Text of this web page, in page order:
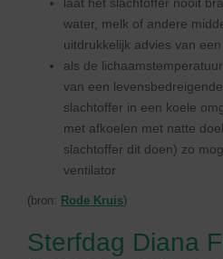
water, melk of andere
uitdrukkelijk advies van
als de
van een
slachtoffer in een koele
met afkoelen met natte
slachtoffer dit doen) zo
ventilator
(bron: Rode Kruis)
Sterfdag Diana